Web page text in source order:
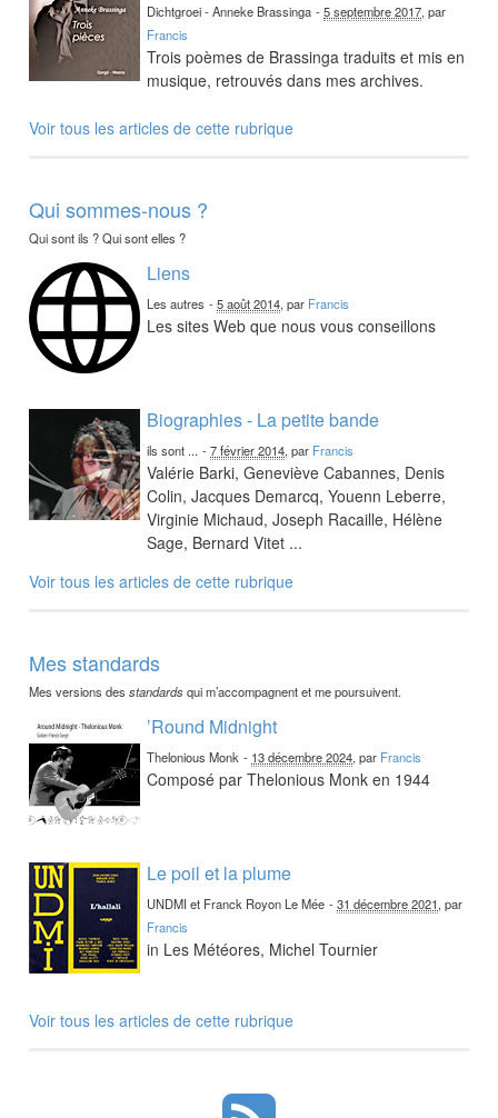
Dichtgroei - Anneke Brassinga -5 septembre 2017, par
Francis
Trois poèmes de Brassinga traduits et mis en
musique, retrouvés dans mes archives.
Voir tous les articles de cette rubrique
Qui sommes-nous ?
Qui sont ils ? Qui sont elles ?
Liens
Les autres -5 août 2014, par Francis
Les sites Web que nous vous conseillons
Biographies - La petite bande
ils sont ... -7 février 2014, par Francis
Valérie Barki, Geneviève Cabannes, Denis
Colin, Jacques Demarcq, Youenn Leberre,
Virginie Michaud, Joseph Racaille, Hélène
Sage, Bernard Vitet ...
Voir tous les articles de cette rubrique
Mes standards
Mes versions desstandardsqui m’accompagnent et me poursuivent.
’Round Midnight
Thelonious Monk - 13 décembre 2024, par Francis
Composé par Thelonious Monk en 1944
Le poil et la plume
UNDMI et Franck Royon Le Mée -31 décembre 2021, par
Francis
in Les Météores, Michel Tournier
Voir tous les articles de cette rubrique